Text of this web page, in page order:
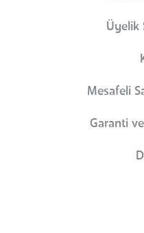
Üyelik
Mesafeli
Garanti